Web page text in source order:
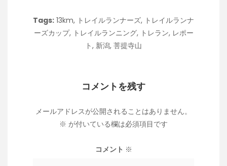
Tags: 13km, トレイルランナーズ, トレイルランナ
ーズカップ, トレイルランニング, トレラン, レポー
ト, 新潟, 菩提寺山
コメントを残す
メールアドレスが公開されることはありません。
※ が付いている欄は必須項目です
コメント ※